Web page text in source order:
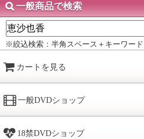
一般商品で検索
※絞込検索：半角スペース＋キーワー
カートを見る
一般DVDショップ
18禁DVDショップ